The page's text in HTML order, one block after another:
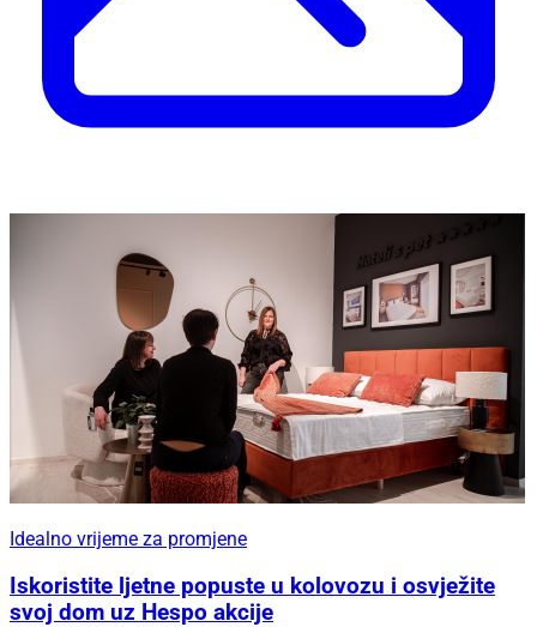
Idealno vrijeme za promjene
Iskoristite ljetne popuste u kolovozu i osvježite
svoj dom uz Hespo akcije